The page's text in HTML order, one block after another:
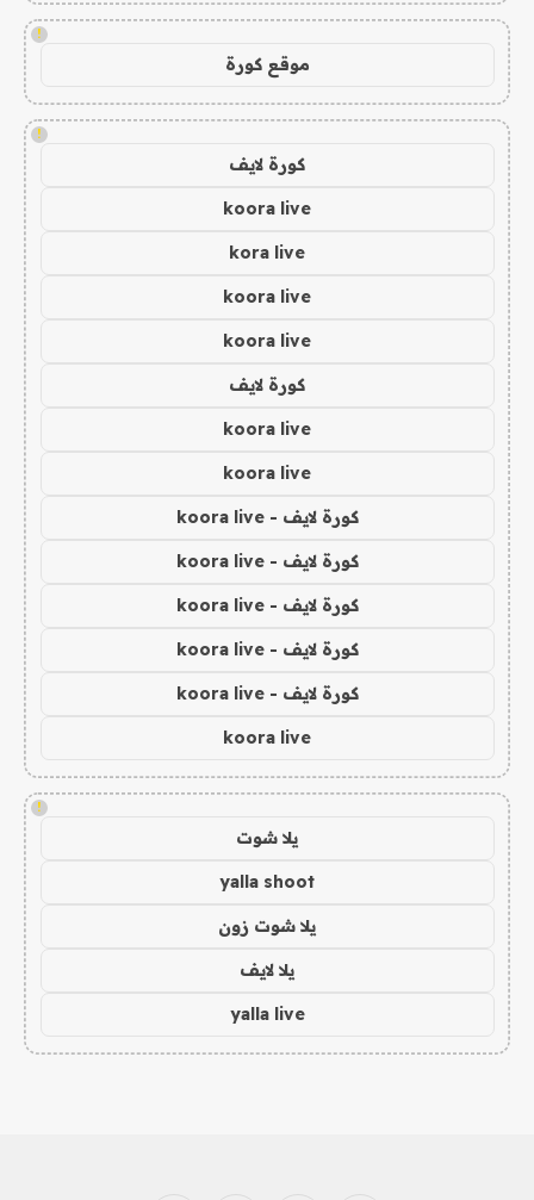
!
موقع كورة
!
كورة لايف
koora live
kora live
koora live
koora live
كورة لايف
koora live
koora live
كورة لايف - koora live
كورة لايف - koora live
كورة لايف - koora live
كورة لايف - koora live
كورة لايف - koora live
koora live
!
يلا شوت
yalla shoot
يلا شوت زون
يلا لايف
yalla live